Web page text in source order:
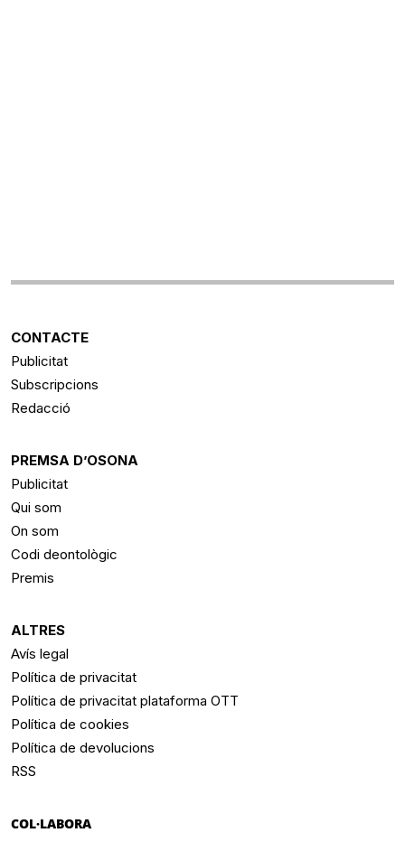
CONTACTE
Publicitat
Subscripcions
Redacció
PREMSA D’OSONA
Publicitat
Qui som
On som
Codi deontològic
Premis
ALTRES
Avís legal
Política de privacitat
Política de privacitat plataforma OTT
Política de cookies
Política de devolucions
RSS
COL·LABORA